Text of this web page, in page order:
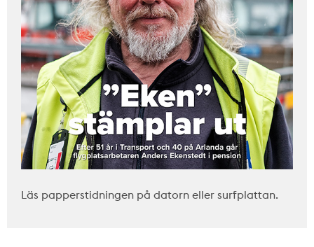
Läs papperstidningen på datorn eller surfplattan.